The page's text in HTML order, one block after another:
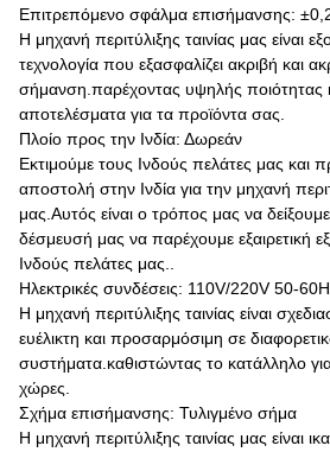
Επιτρεπόμενο σφάλμα επισήμανσης:
Η μηχανή περιτύλιξης ταινίας μας είναι
τεχνολογία που εξασφαλίζει ακριβή και
σήμανση.παρέχοντας υψηλής ποιότητας
αποτελέσματα για τα προϊόντα σας.
Πλοίο προς την Ινδία: Δωρεάν
Εκτιμούμε τους Ινδούς πελάτες μας και
αποστολή στην Ινδία για την μηχανή
μας.Αυτός είναι ο τρόπος μας να
δέσμευσή μας να παρέχουμε εξαιρετική
Ινδούς πελάτες μας..
Ηλεκτρικές συνδέσεις: 110V/220V 50-
Η μηχανή περιτύλιξης ταινίας είναι
ευέλικτη και προσαρμόσιμη σε
συστήματα.καθιστώντας το κατάλληλο
χώρες.
Σχήμα επισήμανσης: Τυλιγμένο σήμα
Η μηχανή περιτύλιξης ταινίας μας είναι